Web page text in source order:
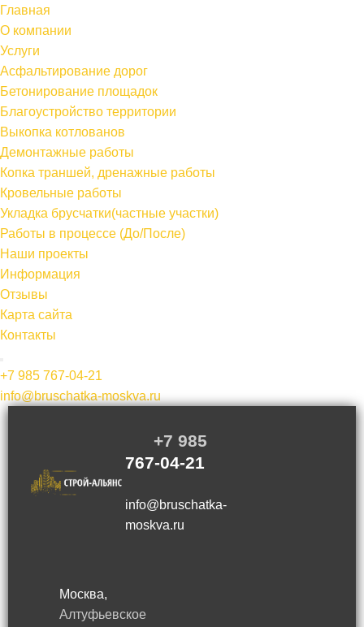
Главная
О компании
Услуги
Асфальтирование дорог
Бетонирование площадок
Благоустройство территории
Выкопка котлованов
Демонтажные работы
Копка траншей, дренажные работы
Кровельные работы
Укладка брусчатки(частные участки)
Работы в процессе (До/После)
Наши проекты
Информация
Отзывы
Карта сайта
Контакты
+7 985 767-04-21
info@bruschatka-moskva.ru
+7 985
767-04-21
info@bruschatka-
moskva.ru
Москва,
Алтуфьевское